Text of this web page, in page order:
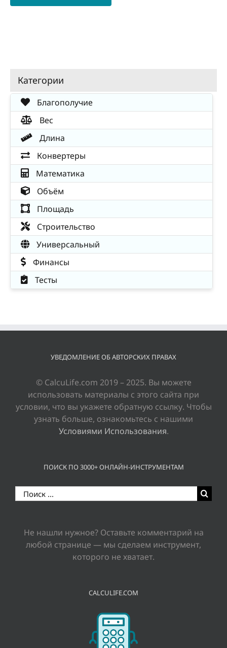
Категории
Благополучие
Вес
Длина
Конвертеры
Математика
Объём
Площадь
Строительство
Универсальный
Финансы
Тесты
УВЕДОМЛЕНИЕ ОБ АВТОРСКИХ ПРАВАХ
© CalcuLife.com 2019 – 2025. Вы можете
использовать материалы с этого сайта при
условии, что вы укажете обратную ссылку. Чтобы
узнать больше, ознакомьтесь с нашими
Условиями Использования.
ПОИСК ПО 3000+ ОНЛАЙН-ИНСТРУМЕНТАМ
Результат
поиска:
Не нашли нужное? Оставьте комментарий на
любой странице — мы сделаем инструмент,
которого не хватает.
CALCULIFE.COM